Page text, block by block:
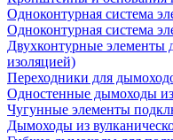
Одноконтурная система
Одноконтурная система
Двухконтурные элементы
изоляцией)
Переходники для
Одностенные дымоходы
Чугунные элементы
Дымоходы из